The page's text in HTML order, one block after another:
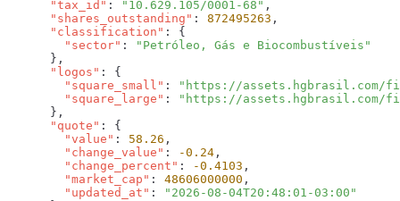
      "tax_id"
: "10.629.105/0001-68"
      "shares_outstanding"
: 872495263
      "classification"
        "sector"
:
      "logos"
        "square_small"
:
"https://assets.hgbrasil.com/
        "square_large"
:
      "quote"
        "value"
: 58.26
        "change_value"
: -0.24
        "change_percent"
: -0.4103
        "market_cap"
: 48606000000
        "updated_at"
: